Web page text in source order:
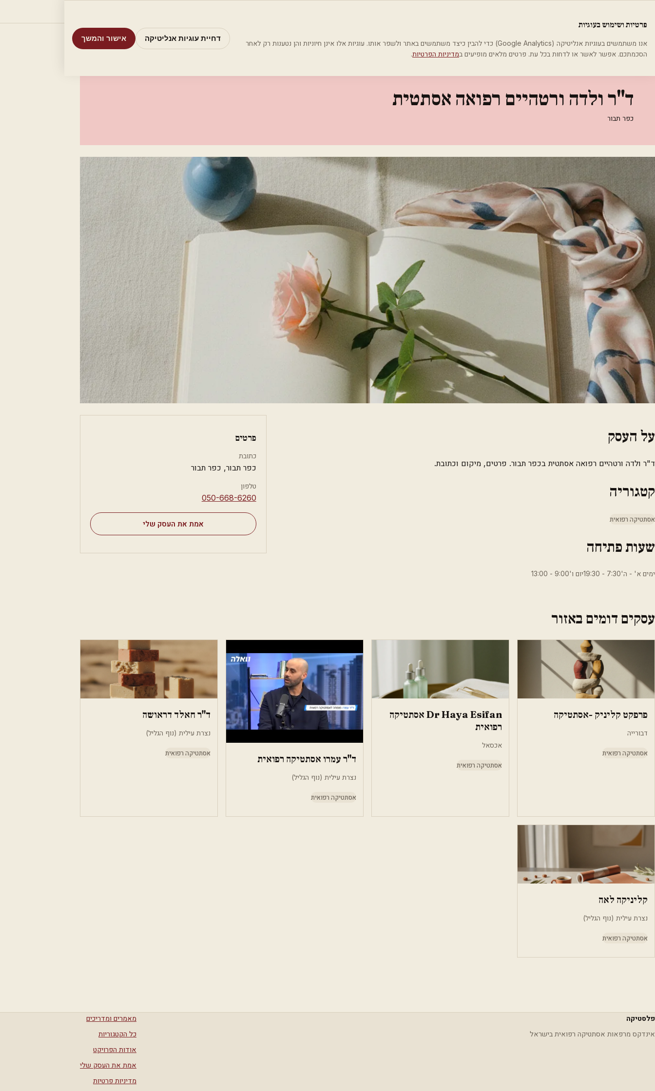
בית קטגוריות אסתטיקה רפואית
ד"ר ולדה ורטהיים רפואה אסתטית
כפר תבור
על העסק
ד"ר ולדה ורטהיים רפואה אסתטית בכפר תבור. פרטים, מיקום וכתובת.
קטגוריה
אסתטיקה רפואית
שעות פתיחה
ימים א' - ה'7:30 - 19:30יום ו'9:00 - 13:00
פרטים
כתובת
כפר תבור, כפר תבור
טלפון
⁦050-668-6260⁩
אמת את העסק שלי
עסקים דומים באזור
פרפקט קליניק -אסתטיקה
דבורייה
אסתטיקה רפואית
Dr Haya Esifan אסתטיקה
רפואית
אכסאל
אסתטיקה רפואית
ד"ר עמרו אסתטיקה רפואית
נצרת עילית (נוף הגליל)
אסתטיקה רפואית
ד"ר חאלד דראושה
נצרת עילית (נוף הגליל)
אסתטיקה רפואית
קליניקה לאה
נצרת עילית (נוף הגליל)
אסתטיקה רפואית
פלסטיקה
אינדקס מרפאות אסתטיקה רפואית בישראל
מאמרים ומדריכים
כל הקטגוריות
אודות הפרויקט
אמת את העסק שלי
מדיניות פרטיות
פרטיות ושימוש בעוגיות
אנו משתמשים בעוגיות אנליטיקה (Google Analytics) כדי להבין כיצד משתמשים באתר ולשפר אותו. עוגיות אלו אינן חיוניות והן נטענות רק לאחר
הסכמתכם. אפשר לאשר או לדחות בכל עת. פרטים מלאים מופיעים במדיניות הפרטיות.
דחיית עוגיות אנליטיקה אישור והמשך